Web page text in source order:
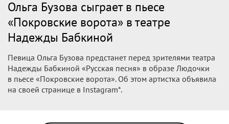
Ольга Бузова сыграет в пьесе
«Покровские ворота» в театре
Надежды Бабкиной
Певица Ольга Бузова предстанет перед зрителями театра
Надежды Бабкиной «Русская песня» в образе Людочки
в пьесе «Покровские ворота». Об этом артистка объявила
на своей странице в Instagram*.